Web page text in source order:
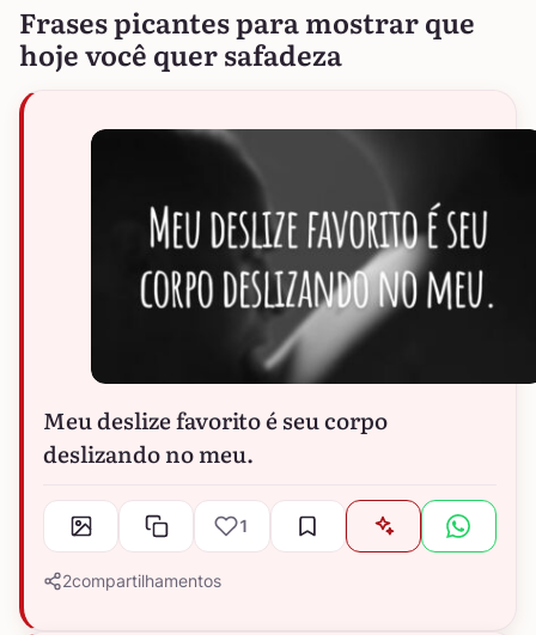
Frases picantes para mostrar que
hoje você quer safadeza
Meu deslize favorito é seu corpo
deslizando no meu.
1
2compartilhamentos